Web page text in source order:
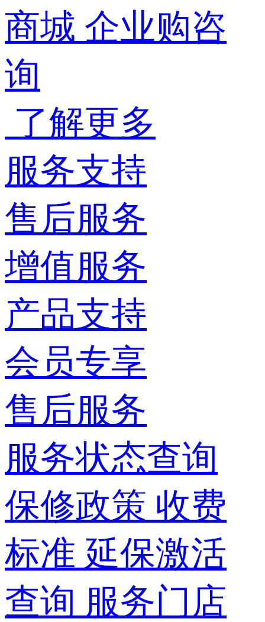
商城 企业购咨
询
了解更多
服务支持
售后服务
增值服务
产品支持
会员专享
售后服务
服务状态查询
保修政策 收费
标准 延保激活
查询 服务门店